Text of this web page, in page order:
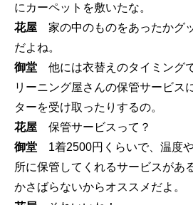
にカーペットを敷いたな。
花屋 家の中のものをあったかグ
だよね。
御堂 他には衣替えのタイミング
リーニング屋さんの保管サービス
ターを受け取ったりするの。
花屋 保管サービスって？
御堂 1着2500円くらいで、温度
所に保管してくれるサービスがあ
かさばらないからオススメだよ。